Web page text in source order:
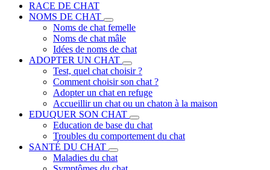
RACE DE CHAT
NOMS DE CHAT
Noms de chat femelle
Noms de chat mâle
Idées de noms de chat
ADOPTER UN CHAT
Test, quel chat choisir ?
Comment choisir son chat ?
Adopter un chat en refuge
Accueillir un chat ou un chaton à la maison
EDUQUER SON CHAT
Education de base du chat
Troubles du comportement du chat
SANTÉ DU CHAT
Maladies du chat